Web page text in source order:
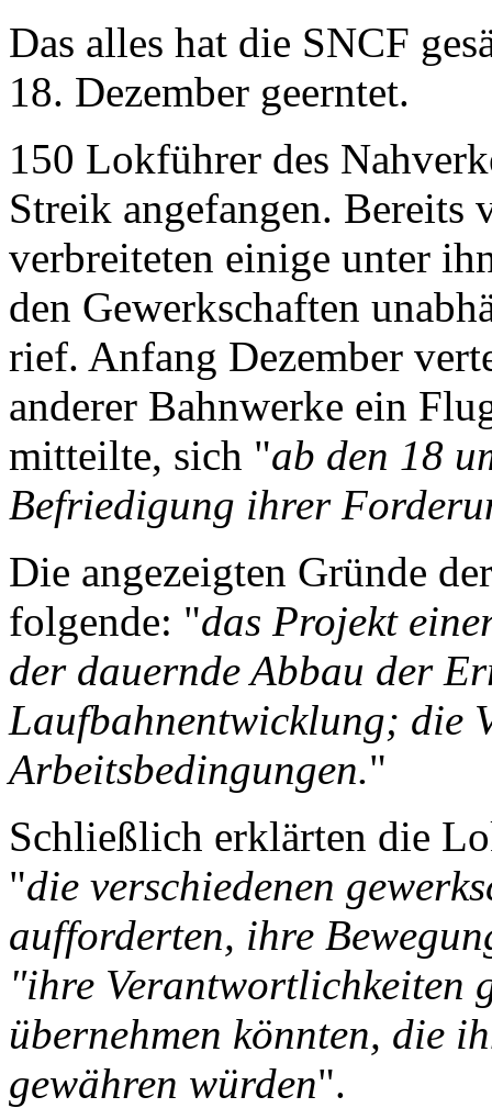
Das alles hat die SNCF
18. Dezember geerntet.
150 Lokführer des
Streik angefangen. Bereits
verbreiteten einige unter
den Gewerkschaften
rief. Anfang Dezember
anderer Bahnwerke ein
mitteilte, sich "ab den 18
Befriedigung ihrer
Die angezeigten Gründe
folgende: "das Projekt
der dauernde Abbau der
Laufbahnentwicklung; die
Arbeitsbedingungen."
Schließlich erklärten die
"die verschiedenen
aufforderten, ihre
"ihre Verantwortlichkeiten
übernehmen könnten, die
gewähren würden".